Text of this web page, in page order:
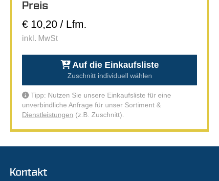
Preis
€ 10,20 / Lfm.
inkl. MwSt
Auf die Einkaufsliste
Zuschnitt individuell wählen
Tipp: Nutzen Sie unsere Einkaufsliste für eine
unverbindliche Anfrage für unser Sortiment &
Dienstleistungen (z.B. Zuschnitt).
Kontakt